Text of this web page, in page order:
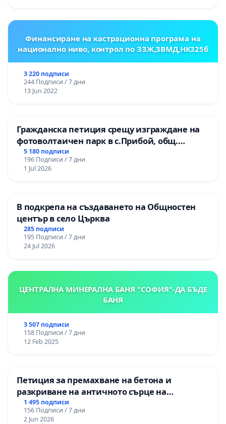
Финансиране на кастрационна програма на
национално ниво, контрол по ЗЗЖ,ЗВМД,НК325б
3 220 подписи
244 Подписи / 7 дни
13 Jun 2022
Гражданска петиция срещу изграждане на
фотоволтаичен парк в с.Прибой, общ.
Радомир
5 180 подписи
196 Подписи / 7 дни
1 Jul 2026
В подкрепа на създаването на Общностен
център в село Църква
285 подписи
195 Подписи / 7 дни
24 Jul 2026
ЦЕНТРАЛНА МИНЕРАЛНА БАНЯ "СОФИЯ"-ДА БЪДЕ
БАНЯ
3 507 подписи
158 Подписи / 7 дни
12 Feb 2025
Петиция за премахване на бетона и
разкриване на античното сърце на
Могиланската могила във Враца
1 495 подписи
156 Подписи / 7 дни
2 Jun 2026